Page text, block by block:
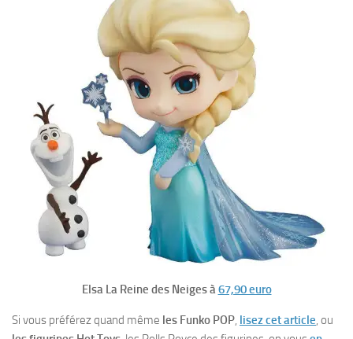
Elsa La Reine des Neiges à67,90 euro
Si vous préférez quand même les Funko POP, lisez cet article, ou